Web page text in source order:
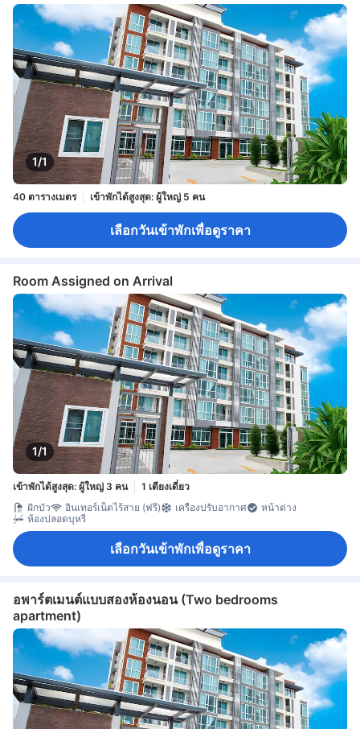
1/1
40 ตารางเมตร เข้าพักได้สูงสุด: ผู้ใหญ่ 5 คน
เลือกวันเข้าพักเพื่อดูราคา
Room Assigned on Arrival
1/1
เข้าพักได้สูงสุด: ผู้ใหญ่ 3 คน
1 เตียงเดี่ยว
ฝักบัว
อินเทอร์เน็ตไร้สาย (ฟรี) เครื่องปรับอากาศ
หน้าต่าง
ห้องปลอดบุหรี่
เลือกวันเข้าพักเพื่อดูราคา
อพาร์ตเมนต์แบบสองห้องนอน (Two bedrooms
apartment)